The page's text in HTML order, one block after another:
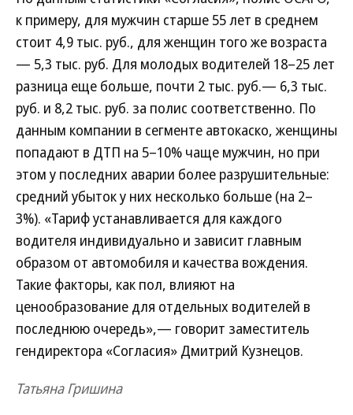
к примеру, для мужчин старше 55 лет в среднем
стоит 4,9 тыс. руб., для женщин того же возраста
— 5,3 тыс. руб. Для молодых водителей 18–25 лет
разница еще больше, почти 2 тыс. руб.— 6,3 тыс.
руб. и 8,2 тыс. руб. за полис соответственно. По
данным компании в сегменте автокаско, женщины
попадают в ДТП на 5–10% чаще мужчин, но при
этом у последних аварии более разрушительные:
средний убыток у них несколько больше (на 2–
3%). «Тариф устанавливается для каждого
водителя индивидуально и зависит главным
образом от автомобиля и качества вождения.
Такие факторы, как пол, влияют на
ценообразование для отдельных водителей в
последнюю очередь»,— говорит заместитель
гендиректора «Согласия» Дмитрий Кузнецов.
Татьяна Гришина